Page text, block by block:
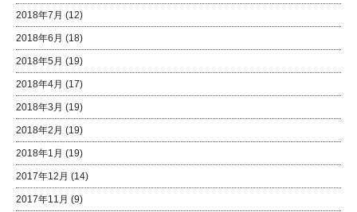
2018年7月 (12)
2018年6月 (18)
2018年5月 (19)
2018年4月 (17)
2018年3月 (19)
2018年2月 (19)
2018年1月 (19)
2017年12月 (14)
2017年11月 (9)